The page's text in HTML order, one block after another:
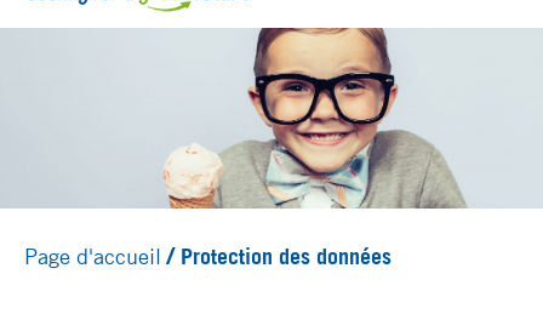
Page d'accueil Protection des données